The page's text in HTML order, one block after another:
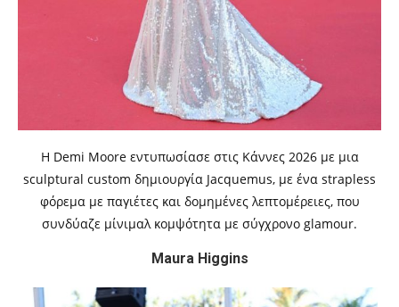
Η Demi Moore εντυπωσίασε στις Κάννες 2026 με μια
sculptural custom δημιουργία Jacquemus, με ένα strapless
φόρεμα με παγιέτες και δομημένες λεπτομέρειες, που
συνδύαζε μίνιμαλ κομψότητα με σύγχρονο glamour.
Maura Higgins